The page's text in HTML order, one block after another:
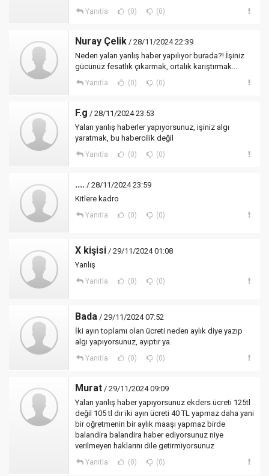
Yanıtla (0) (0)
Nuray Çelik / 28/11/2024 22:39
Neden yalan yanlış haber yapılıyor burada?! İşiniz
gücünüz fesatlık çıkarmak, ortalık karıştırmak...
Yanıtla (0) (0)
F.g / 28/11/2024 23:53
Yalan yanlış haberler yapıyorsunuz, işiniz algı
yaratmak, bu habercilik değil
Yanıtla (0) (0)
.... / 28/11/2024 23:59
Kitlere kadro
Yanıtla (0) (0)
X kişisi / 29/11/2024 01:08
Yanlış
Yanıtla (0) (0)
Bada / 29/11/2024 07:52
İki ayın toplamı olan ücreti neden aylık diye yazıp
algı yapıyorsunuz, ayıptır ya.
Yanıtla (0) (0)
Murat / 29/11/2024 09:09
Yalan yanlış haber yapıyorsunuz ekders ücreti 125tl
değil 105 tl dır iki ayın ücreti 40 TL yapmaz daha yani
bir oğretmenin bir aylık maaşı yapmaz birde
balandira balandira haber ediyorsunuz niye
verilmeyen haklarını dile getirmiyorsunuz
Yanıtla (0) (0)